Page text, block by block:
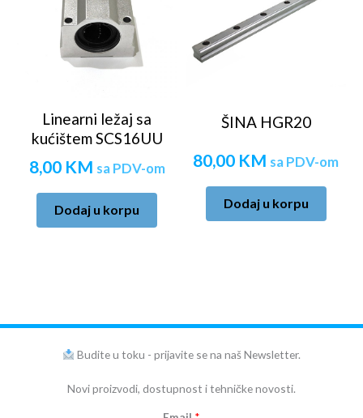
Linearni ležaj sa
kućištem SCS16UU
8,00 KM sa PDV-om
Dodaj u korpu
ŠINA HGR20
80,00 KM sa PDV-om
Dodaj u korpu
Budite u toku - prijavite se na naš Newsletter.
Novi proizvodi, dostupnost i tehničke novosti.